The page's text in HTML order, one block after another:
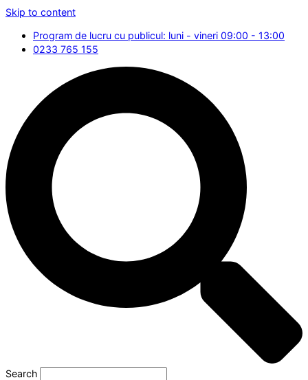
Skip to content
Program de lucru cu publicul: luni - vineri 09:00 - 13:00
0233 765 155
Search